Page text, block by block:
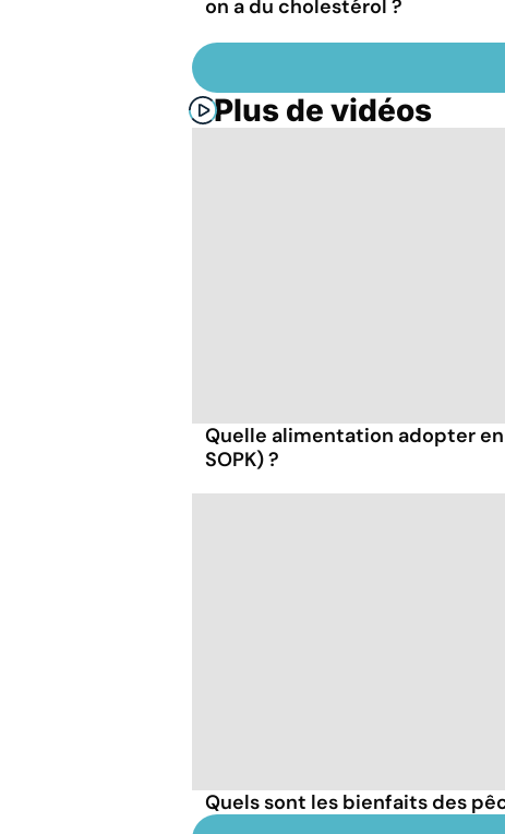
on a du cholestérol ?
Plus de vidéos
Quelle alimentation adopter en
SOPK) ?
Quels sont les bienfaits des